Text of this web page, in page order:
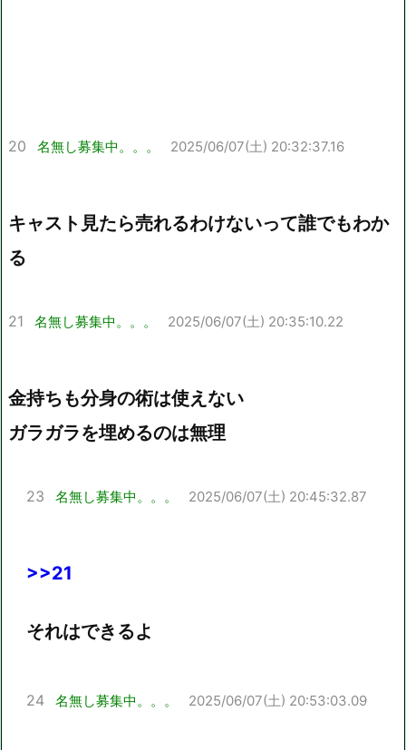
20 名無し募集中。。。 2025/06/07(土) 20:32:37.16
キャスト見たら売れるわけないって誰でもわか
る
21 名無し募集中。。。 2025/06/07(土) 20:35:10.22
金持ちも分身の術は使えない
ガラガラを埋めるのは無理
23 名無し募集中。。。 2025/06/07(土) 20:45:32.87
>>21
それはできるよ
24 名無し募集中。。。 2025/06/07(土) 20:53:03.09